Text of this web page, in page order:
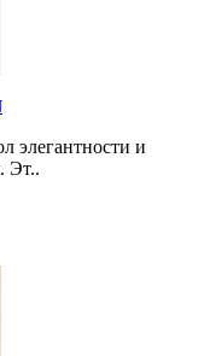
элегантности и
Эт..